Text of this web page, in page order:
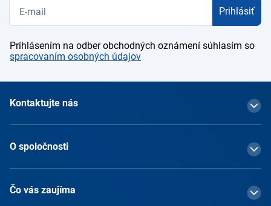
Prihlásiť
Prihlásením na odber obchodných oznámení súhlasím so
spracovaním osobných údajov
Kontaktujte nás
O spoločnosti
Čo vás zaujíma